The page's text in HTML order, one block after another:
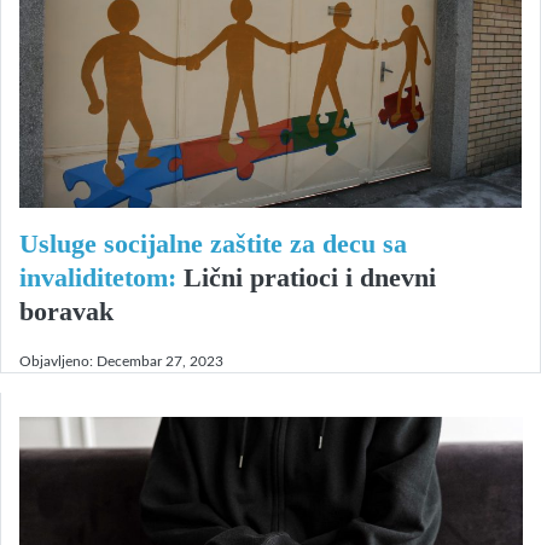
Usluge socijalne zaštite za decu sa
invaliditetom: Lični pratioci i dnevni
boravak
Objavljeno: Decembar 27, 2023